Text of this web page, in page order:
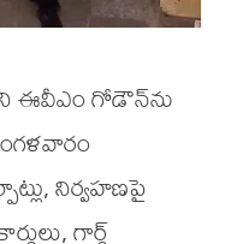
ఈవీఎం గోడౌన్‌ను
నిర్వహణపై
గార్డ్